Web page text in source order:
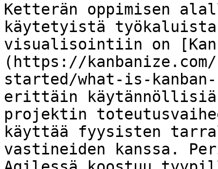
Ketterän oppimisen
käytetyistä työkaluista
visualisointiin on
(https://
started/what-is-
erittäin käytännöllisiä
projektin
käyttää fyysisten
vastineiden kanssa.